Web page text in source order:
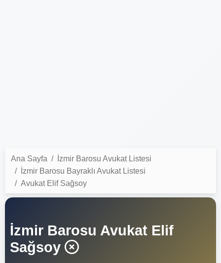
Ana Sayfa
İzmir Barosu Avukat Listesi
İzmir Barosu Bayraklı Avukat Listesi
Avukat Elif Sağsoy
İzmir Barosu Avukat Elif
Sağsoy